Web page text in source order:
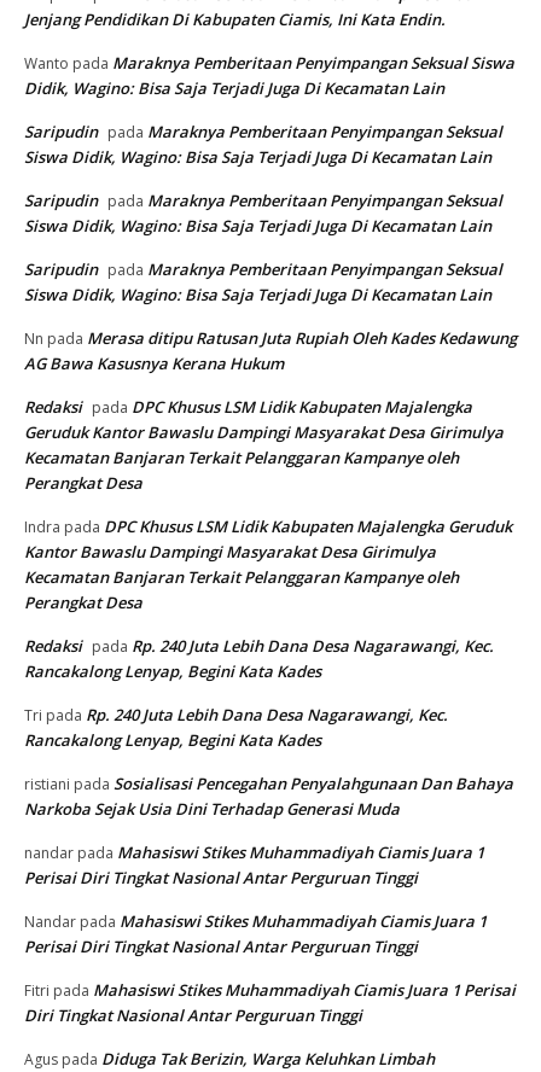
Jenjang Pendidikan Di Kabupaten Ciamis, Ini Kata Endin.
Wanto pada Maraknya Pemberitaan Penyimpangan Seksual Siswa
Didik, Wagino: Bisa Saja Terjadi Juga Di Kecamatan Lain
Saripudin pada Maraknya Pemberitaan Penyimpangan Seksual
Siswa Didik, Wagino: Bisa Saja Terjadi Juga Di Kecamatan Lain
Saripudin pada Maraknya Pemberitaan Penyimpangan Seksual
Siswa Didik, Wagino: Bisa Saja Terjadi Juga Di Kecamatan Lain
Saripudin pada Maraknya Pemberitaan Penyimpangan Seksual
Siswa Didik, Wagino: Bisa Saja Terjadi Juga Di Kecamatan Lain
Nn pada Merasa ditipu Ratusan Juta Rupiah Oleh Kades Kedawung
AG Bawa Kasusnya Kerana Hukum
Redaksi pada DPC Khusus LSM Lidik Kabupaten Majalengka
Geruduk Kantor Bawaslu Dampingi Masyarakat Desa Girimulya
Kecamatan Banjaran Terkait Pelanggaran Kampanye oleh
Perangkat Desa
Indra pada DPC Khusus LSM Lidik Kabupaten Majalengka Geruduk
Kantor Bawaslu Dampingi Masyarakat Desa Girimulya
Kecamatan Banjaran Terkait Pelanggaran Kampanye oleh
Perangkat Desa
Redaksi pada Rp. 240 Juta Lebih Dana Desa Nagarawangi, Kec.
Rancakalong Lenyap, Begini Kata Kades
Tri pada Rp. 240 Juta Lebih Dana Desa Nagarawangi, Kec.
Rancakalong Lenyap, Begini Kata Kades
ristiani pada Sosialisasi Pencegahan Penyalahgunaan Dan Bahaya
Narkoba Sejak Usia Dini Terhadap Generasi Muda
nandar pada Mahasiswi Stikes Muhammadiyah Ciamis Juara 1
Perisai Diri Tingkat Nasional Antar Perguruan Tinggi
Nandar pada Mahasiswi Stikes Muhammadiyah Ciamis Juara 1
Perisai Diri Tingkat Nasional Antar Perguruan Tinggi
Fitri pada Mahasiswi Stikes Muhammadiyah Ciamis Juara 1 Perisai
Diri Tingkat Nasional Antar Perguruan Tinggi
Agus pada Diduga Tak Berizin, Warga Keluhkan Limbah